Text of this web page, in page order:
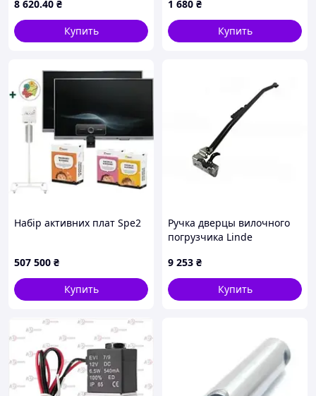
8 620.40 ₴
Купить
1 680 ₴
Купить
Набір активних плат Spe2
507 500 ₴
Купить
Ручка дверцы вилочного
погрузчика Linde
9 253 ₴
Купить